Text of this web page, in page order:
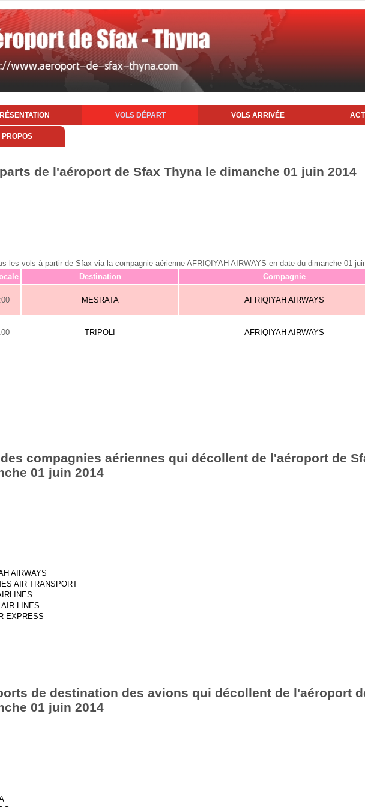
VOLS DÉPART VOLS ARRIVÉE
PROPOS
de l'aéroport de Sfax Thyna le dimanche 01 juin 2014
les vols à partir de Sfax via la compagnie aérienne AFRIQIYAH AIRWAYS en date du dimanche 01
Destination Compagnie
MESRATA AFRIQIYAH AIRWAYS
TRIPOLI AFRIQIYAH AIRWAYS
compagnies aériennes qui décollent de l'aéroport de
01 juin 2014
AIRWAYS
AIR TRANSPORT
LINES
EXPRESS
de destination des avions qui décollent de l'aéroport
01 juin 2014